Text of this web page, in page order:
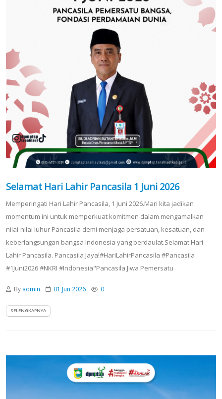
Selamat Hari Lahir Pancasila 1 Juni 2026
Memperingati Hari Lahir Pancasila, 1 Juni 2026.Mari kita jadikan
momentum ini untuk memperkuat komitmen dalam mengamalkan
nilai-nilai luhur Pancasila demi menjaga persatuan, kesatuan, dan
keberlangsungan bangsa Indonesia yang berdaulat.Selamat Hari
Lahir Pancasila. Pancasila Jaya!#HariLahirPancasila #Pancasila
#1Juni2026 #NKRI #Indonesia"Pancasila Jiwa Pemersatu
By admin 01 Jun 2026 0
SELENGKAPNYA